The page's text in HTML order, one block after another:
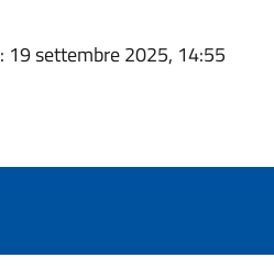
: 19 settembre 2025, 14:55